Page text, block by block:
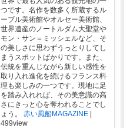
つです。名作を数多く所蔵するル
ーブル美術館やオルセー美術館、
世界遺産のノートルダム大聖堂や
モン・サン＝ミッシェルなど、そ
の美しさに思わずうっとりしてし
まうスポットばかりです。また、
伝統を重んじながら新しい感性を
取り入れ進化を続けるフランス料
理も楽しみの一つです。現地に足
を踏み入れれば、その美意識の高
さにきっと心を奪われることでし
ょう。
赤い風船MAGAZINE|
499view